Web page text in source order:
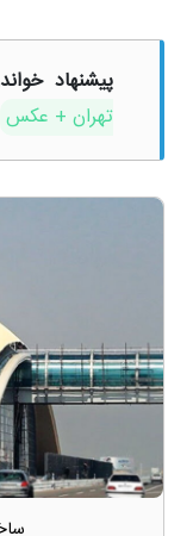
پیشنهاد
تهران + عکس